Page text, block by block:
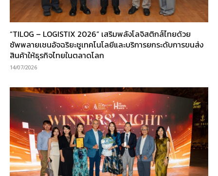
“TILOG – LOGISTIX 2026” เสริมพลังโลจิสติกส์ไทยด้วย
ซัพพลายเชนอัจฉริยะชูเทคโนโลยีและบริการยกระดับการขนส่ง
สินค้าให้ธุรกิจไทยในตลาดโลก
14/07/2026